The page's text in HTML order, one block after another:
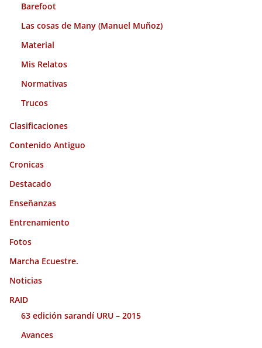
Barefoot
Las cosas de Many (Manuel Muñoz)
Material
Mis Relatos
Normativas
Trucos
Clasificaciones
Contenido Antiguo
Cronicas
Destacado
Enseñanzas
Entrenamiento
Fotos
Marcha Ecuestre.
Noticias
RAID
63 edición sarandí URU – 2015
Avances